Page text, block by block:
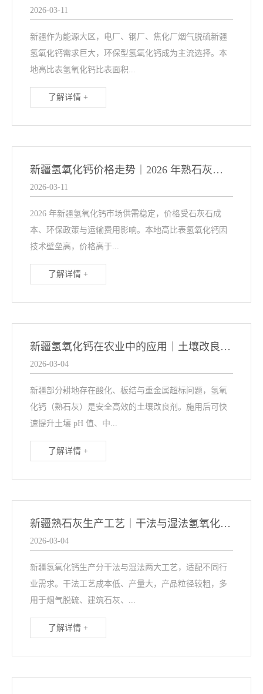
2026-03-11
新疆作为能源大区，电厂、钢厂、焦化厂烟气脱硫新疆
氢氧化钙需求巨大，环保型氢氧化钙成为主流选择。本
地高比表氢氧化钙比表面积...
了解详情 +
新疆氢氧化钙价格走势｜2026 年熟石灰市场行情分析
2026-03-11
2026 年新疆氢氧化钙市场供需稳定，价格受石灰石成
本、环保政策与运输费用影响。本地高比表氢氧化钙因
技术壁垒高，价格高于...
了解详情 +
新疆氢氧化钙在农业中的应用｜土壤改良与酸性土地修复
2026-03-04
新疆部分耕地存在酸化、板结与重金属超标问题，氢氧
化钙（熟石灰）是安全高效的土壤改良剂。施用后可快
速提升土壤 pH 值、中...
了解详情 +
新疆熟石灰生产工艺｜干法与湿法氢氧化钙区别及用途
2026-03-04
新疆氢氧化钙生产分干法与湿法两大工艺，适配不同行
业需求。干法工艺成本低、产量大，产品粒径较粗，多
用于烟气脱硫、建筑石灰、...
了解详情 +